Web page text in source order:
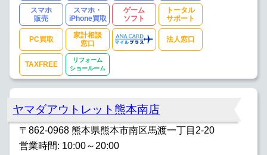
スマホ
販売
スマホ・
iPhone買取
ゲーム
ソフト
トータル
サポート
PC買取
家計相談
窓口
法人窓口
TAXFREE
リフォーム
ショールーム
ヤマダアウトレット熊本南店
〒862-0968 熊本県熊本市南区馬渡一丁目2-20
営業時間: 10:00～20:00